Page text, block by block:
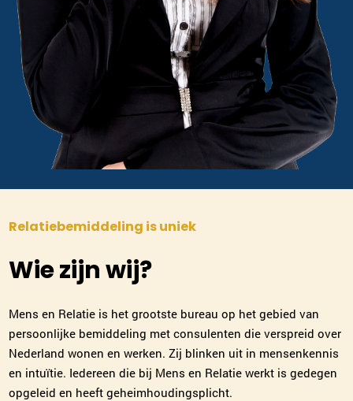
Relatiebemiddeling is uniek
Wie zijn wij?
Mens en Relatie is het grootste bureau op het gebied van
persoonlijke bemiddeling met consulenten die verspreid over
Nederland wonen en werken. Zij blinken uit in mensenkennis
en intuïtie. Iedereen die bij Mens en Relatie werkt is gedegen
opgeleid en heeft geheimhoudingsplicht.